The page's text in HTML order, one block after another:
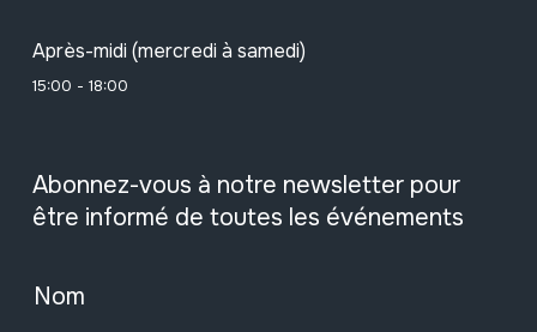
Après-midi (mercredi à samedi)
15:00 - 18:00
Abonnez-vous à notre newsletter pour
être informé de toutes les événements
Nom